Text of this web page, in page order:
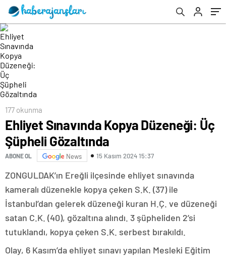
177 okunma
Ehliyet Sınavında Kopya Düzeneği: Üç
Şüpheli Gözaltında
ABONE OL News 15 Kasım 2024 15:37
ZONGULDAK’ın Ereğli ilçesinde ehliyet sınavında
kameralı düzenekle kopya çeken S.K. (37) ile
İstanbul’dan gelerek düzeneği kuran H.Ç. ve düzeneği
satan C.K. (40), gözaltına alındı. 3 şüpheliden 2’si
tutuklandı, kopya çeken S.K. serbest bırakıldı.
Olay, 6 Kasım’da ehliyet sınavı yapılan Mesleki Eğitim